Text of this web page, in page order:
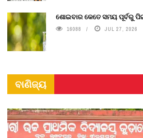
ଶୋଇବାର କେତେ ସମୟ ପୂର୍ବରୁ
16088 JUL 27, 2026
ବାଣିଜ୍ୟ